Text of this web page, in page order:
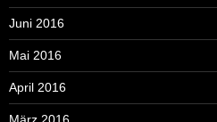
Juni 2016
Mai 2016
April 2016